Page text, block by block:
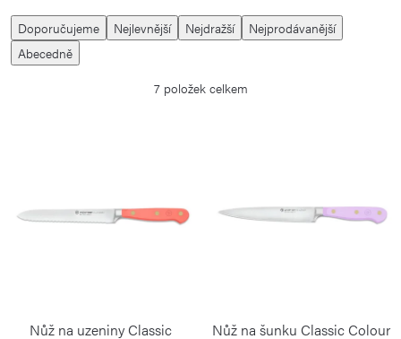
V
ý
p
o
Ř
a
z
r
Doporučujeme Nejlevnější Nejdražší
Nejprodávanější
Abecedně
7položek celkem
Nůž na uzeniny Classic
Nůž na šunku Classic Colour